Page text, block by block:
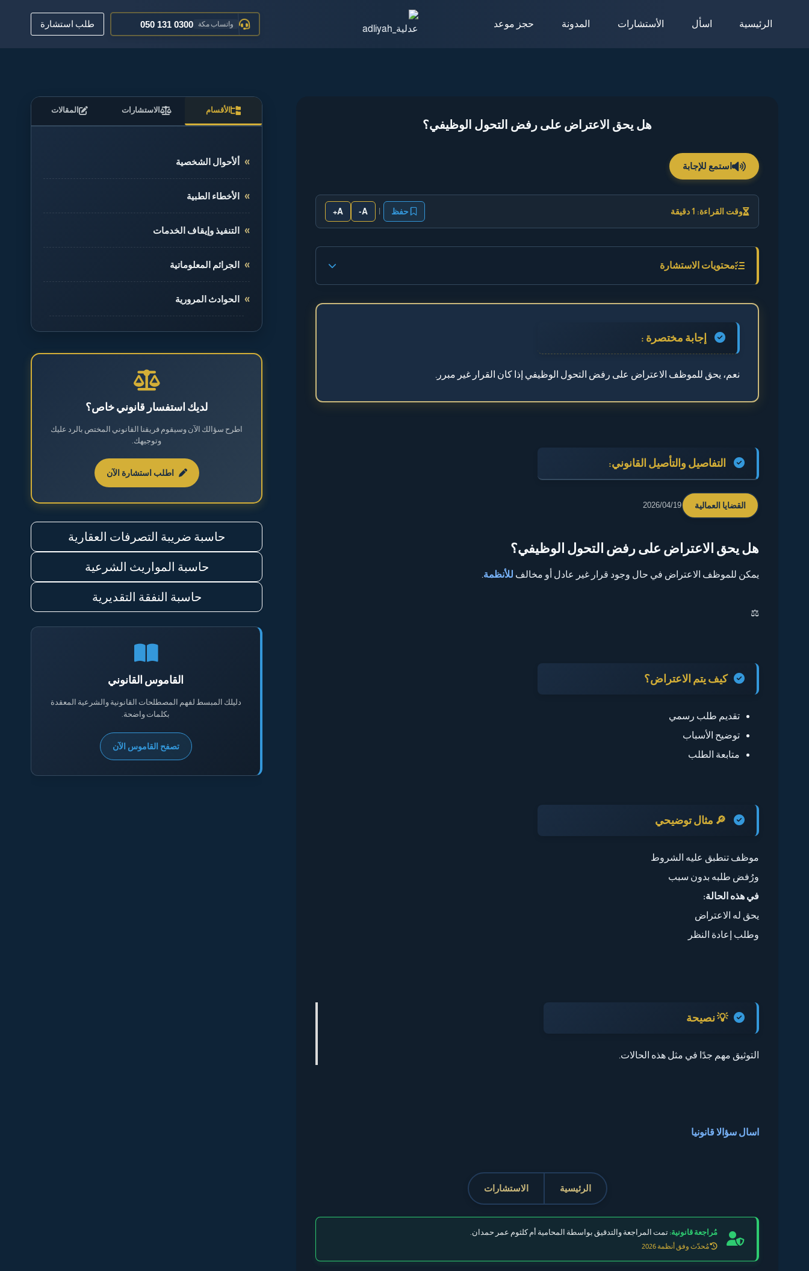
الرئيسية اسأل الأستشارات المدونة حجز موعد واتساب مكة 050 131 0300 طلب استشارة
هل يحق الاعتراض على رفض التحول الوظيفي؟
استمع للإجابة
وقت القراءة: 1 دقيقة حفظ |
A-
A+
محتويات الاستشارة
◄ إجابة مختصرة :
◄ التفاصيل والتأصيل القانوني:
◄ كيف يتم الاعتراض؟
◄ 🔎 مثال توضيحي
إجابة مختصرة :
نعم، يحق للموظف الاعتراض على رفض التحول الوظيفي إذا كان القرار غير مبرر.
التفاصيل والتأصيل القانوني:
القضايا العمالية 2026/04/19
هل يحق الاعتراض على رفض التحول الوظيفي؟
يمكن للموظف الاعتراض في حال وجود قرار غير عادل أو مخالف للأنظمة.
⚖️
كيف يتم الاعتراض؟
تقديم طلب رسمي
توضيح الأسباب
متابعة الطلب
🔎 مثال توضيحي
موظف تنطبق عليه الشروط
ورُفض طلبه بدون سبب
في هذه الحالة:
يحق له الاعتراض
وطلب إعادة النظر
💡 نصيحة
التوثيق مهم جدًا في مثل هذه الحالات.
اسال سؤالا قانونيا
الرئيسية الاستشارات
مُراجعة قانونية: تمت المراجعة والتدقيق بواسطة المحامية أم كلثوم عمر حمدان.
مُحدّث وفق أنظمة 2026
الأقسام الاستشارات المقالات
ألأحوال الشخصية
الأخطاء الطبية
التنفيذ وإيقاف الخدمات
الجرائم المعلوماتية
الحوادث المرورية
الطلاق والخلع
القضايا العقارية
القضايا العمالية
القضايا المالية
نظام مكافحة المخدرات والمؤثرات العقلية
لديك استفسار قانوني خاص؟
اطرح سؤالك الآن وسيقوم فريقنا القانوني المختص بالرد عليك
وتوجيهك.
اطلب استشارة الآن
حاسبة ضريبة التصرفات العقارية
حاسبة المواريث الشرعية
حاسبة النفقة التقديرية
القاموس القانوني
دليلك المبسط لفهم المصطلحات القانونية والشرعية المعقدة
بكلمات واضحة.
تصفح القاموس الآن